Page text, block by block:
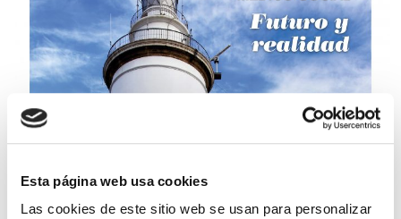
Esta página web usa cookies
Las cookies de este sitio web se usan para personalizar